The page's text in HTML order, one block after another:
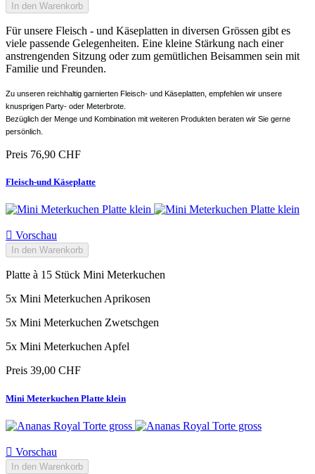
In den Warenkorb
Für unsere Fleisch - und Käseplatten in diversen Grössen gibt es
viele passende Gelegenheiten. Eine kleine Stärkung nach einer
anstrengenden Sitzung oder zum gemütlichen Beisammen sein mit
Familie und Freunden.
Zu unseren reichhaltig garnierten Fleisch- und Käseplatten, empfehlen wir unsere
knusprigen Party- oder Meterbrote.
Bezüglich der Menge und Kombination mit weiteren Produkten beraten wir Sie gerne
persönlich.
Preis 76,90 CHF
Fleisch-und Käseplatte
 Vorschau
In den Warenkorb
Platte à 15 Stück Mini Meterkuchen
5x Mini Meterkuchen Aprikosen
5x Mini Meterkuchen Zwetschgen
5x Mini Meterkuchen Apfel
Preis 39,00 CHF
Mini Meterkuchen Platte klein
 Vorschau
In den Warenkorb